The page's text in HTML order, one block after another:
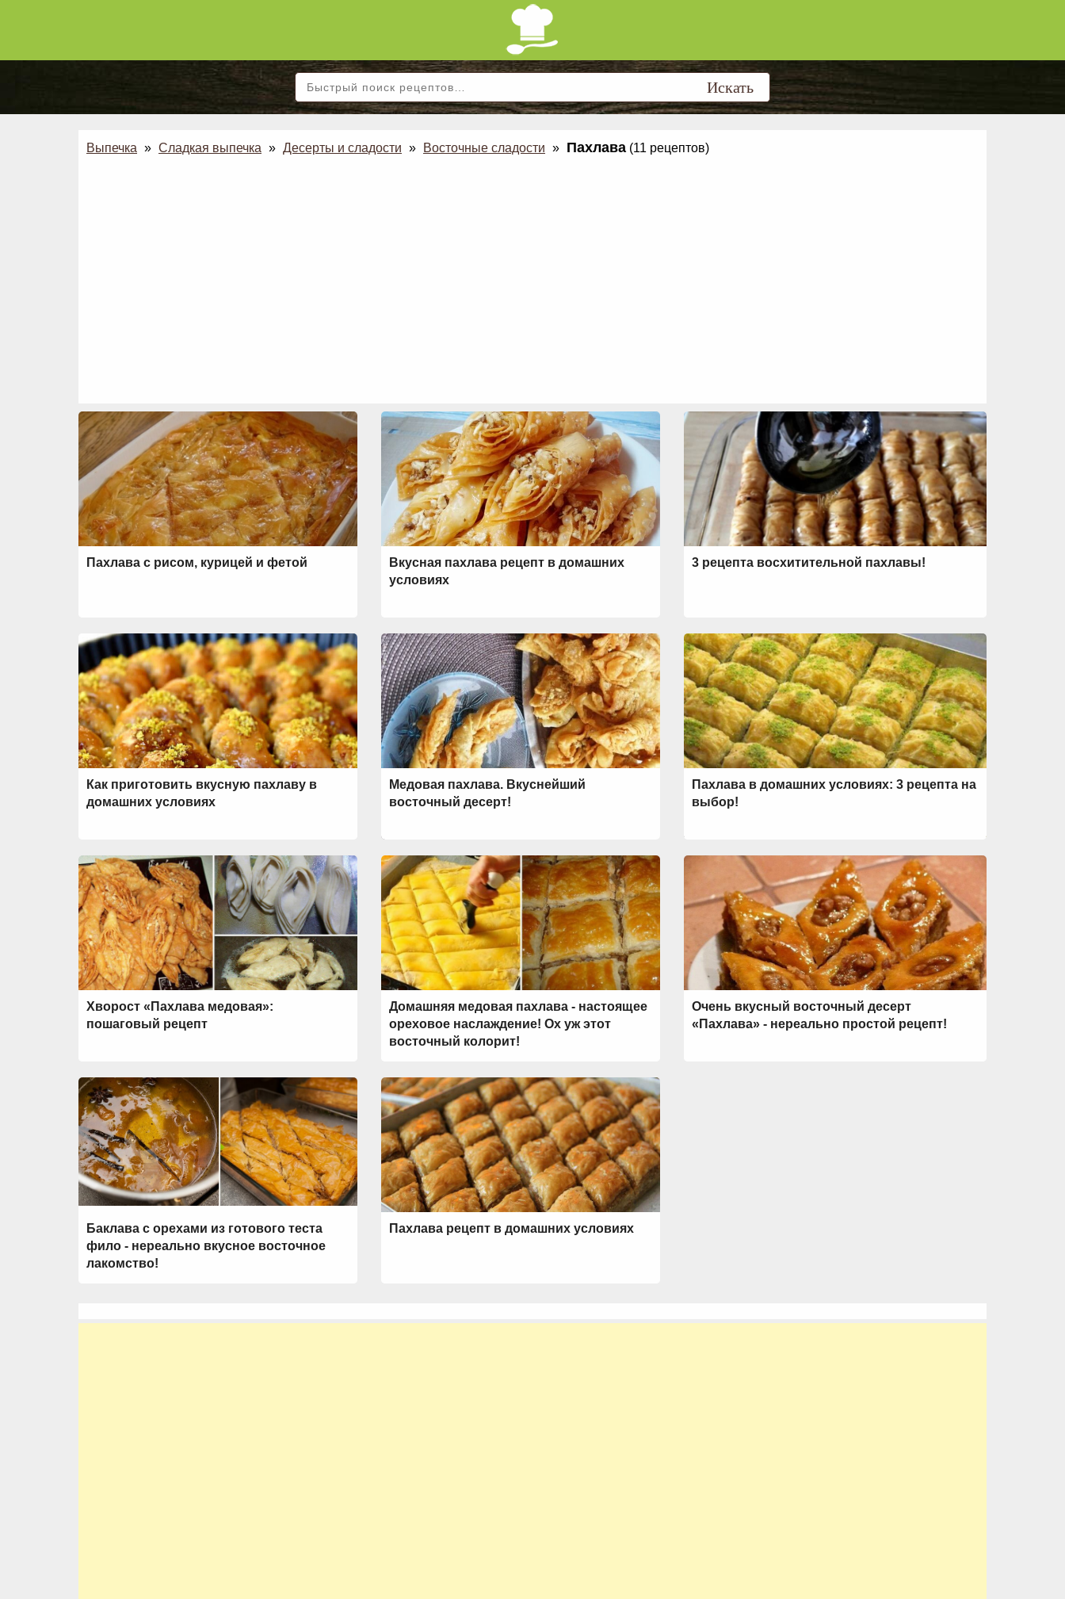
Выпечка » Сладкая выпечка » Десерты и сладости » Восточные сладости » Пахлава (11 рецептов)
Пахлава с рисом, курицей и фетой
Вкусная пахлава рецепт в домашних
условиях
3 рецепта восхитительной пахлавы!
Как приготовить вкусную пахлаву в
домашних условиях
Медовая пахлава. Вкуснейший
восточный десерт!
Пахлава в домашних условиях: 3 рецепта на
выбор!
Хворост «Пахлава медовая»:
пошаговый рецепт
Домашняя медовая пахлава - настоящее
ореховое наслаждение! Ох уж этот
восточный колорит!
Очень вкусный восточный десерт
«Пахлава» - нереально простой рецепт!
Баклава с орехами из готового теста
фило - нереально вкусное восточное
лакомство!
Пахлава рецепт в домашних условиях